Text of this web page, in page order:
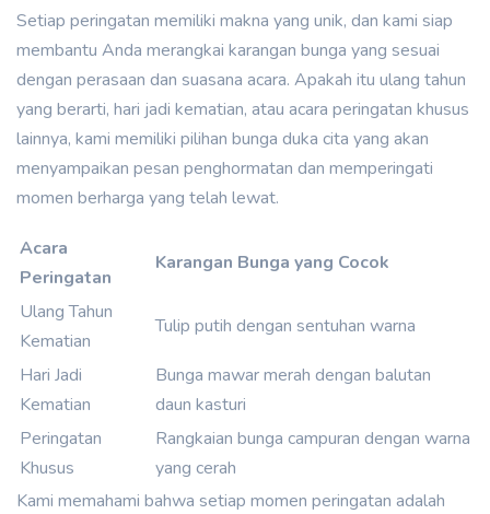
Setiap peringatan memiliki makna yang unik, dan kami siap
membantu Anda merangkai karangan bunga yang sesuai
dengan perasaan dan suasana acara. Apakah itu ulang tahun
yang berarti, hari jadi kematian, atau acara peringatan khusus
lainnya, kami memiliki pilihan bunga duka cita yang akan
menyampaikan pesan penghormatan dan memperingati
momen berharga yang telah lewat.
Acara
Peringatan
Karangan Bunga yang Cocok
Ulang Tahun
Kematian
Tulip putih dengan sentuhan warna
Hari Jadi
Kematian
Bunga mawar merah dengan balutan
daun kasturi
Peringatan
Khusus
Rangkaian bunga campuran dengan warna
yang cerah
Kami memahami bahwa setiap momen peringatan adalah